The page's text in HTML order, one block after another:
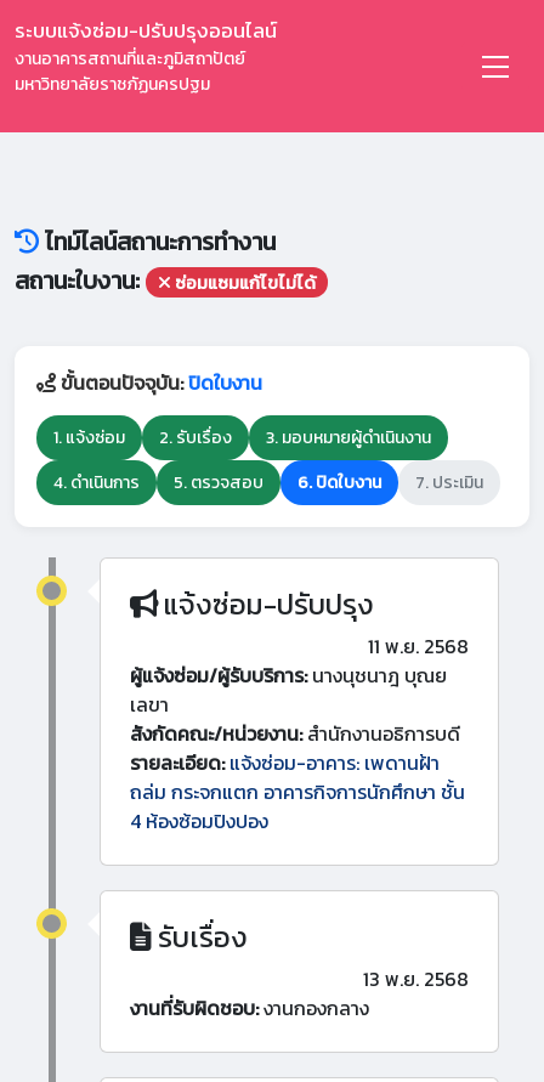
ระบบแจ้งซ่อม-ปรับปรุงออนไลน์
งานอาคารสถานที่และภูมิสถาปัตย์
มหาวิทยาลัยราชภัฏนครปฐม
ไทม์ไลน์สถานะการทำงาน
สถานะใบงาน:
ซ่อมแซมแก้ไขไม่ได้
ขั้นตอนปัจจุบัน:ปิดใบงาน
1. แจ้งซ่อม 2. รับเรื่อง
3. มอบหมายผู้ดำเนินงาน
4. ดำเนินการ
5. ตรวจสอบ 6. ปิดใบงาน 7. ประเมิน
แจ้งซ่อม-ปรับปรุง
11 พ.ย. 2568
ผู้แจ้งซ่อม/ผู้รับบริการ:นางนุชนาฎ บุณย
เลขา
สังกัดคณะ/หน่วยงาน:สำนักงานอธิการบดี
รายละเอียด: แจ้งซ่อม-อาคาร: เพดานฝ้า
ถล่ม กระจกแตก อาคารกิจการนักศึกษา ชั้น
4 ห้องซ้อมปิงปอง
รับเรื่อง
13 พ.ย. 2568
งานที่รับผิดชอบ:งานกองกลาง